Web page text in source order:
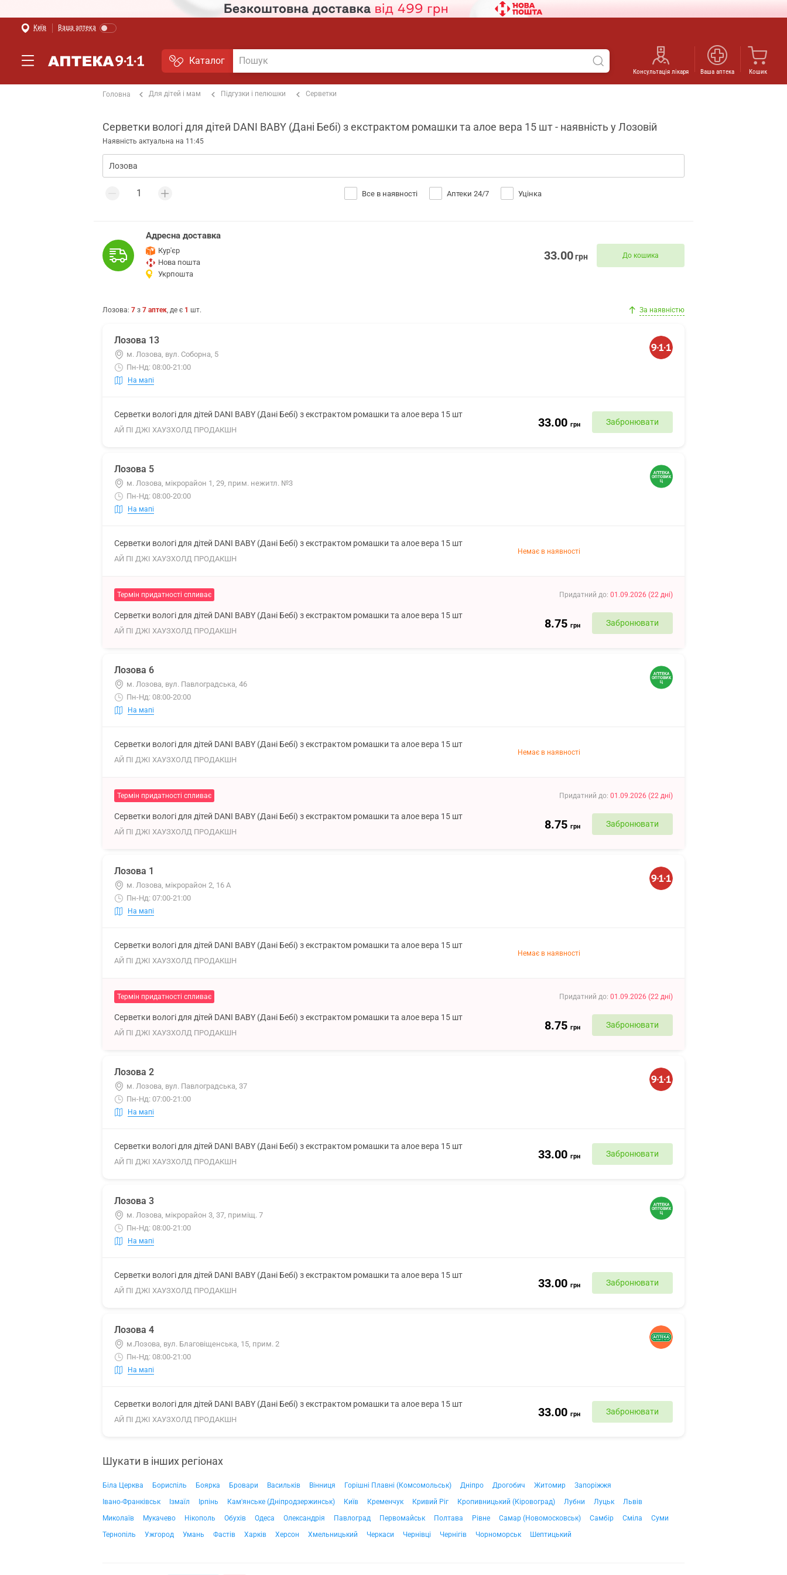
Київ Ваша аптека
Каталог
Консультація лікаря Ваша аптека Кошик
Головна Для дітей і мам Підгузки і пелюшки Серветки
Серветки вологі для дітей DANI BABY (Дані Бебі) з екстрактом ромашки та алое вера 15 шт - наявність у Лозовій
Наявність актуальна на 11:45
Все в наявності Аптеки 24/7 Уцінка
Адресна доставка
Кур'єр
Нова пошта
Укрпошта
33.00грн До кошика
Лозова: 7 з 7 аптек, де є 1 шт. За наявністю
Лозова 13
м. Лозова, вул. Соборна, 5
Пн-Нд: 08:00-21:00
На мапі
Серветки вологі для дітей DANI BABY (Дані Бебі) з екстрактом ромашки та алое вера 15 шт
АЙ ПІ ДЖІ ХАУЗХОЛД ПРОДАКШН
33.00 грн Забронювати
Лозова 5
м. Лозова, мікрорайон 1, 29, прим. нежитл. №3
Пн-Нд: 08:00-20:00
На мапі
Серветки вологі для дітей DANI BABY (Дані Бебі) з екстрактом ромашки та алое вера 15 шт
АЙ ПІ ДЖІ ХАУЗХОЛД ПРОДАКШН
Немає в наявності
Термін придатності спливає Придатний до: 01.09.2026 (22 дні)
Серветки вологі для дітей DANI BABY (Дані Бебі) з екстрактом ромашки та алое вера 15 шт
АЙ ПІ ДЖІ ХАУЗХОЛД ПРОДАКШН
8.75 грн Забронювати
Лозова 6
м. Лозова, вул. Павлоградська, 46
Пн-Нд: 08:00-20:00
На мапі
Серветки вологі для дітей DANI BABY (Дані Бебі) з екстрактом ромашки та алое вера 15 шт
АЙ ПІ ДЖІ ХАУЗХОЛД ПРОДАКШН
Немає в наявності
Термін придатності спливає Придатний до: 01.09.2026 (22 дні)
Серветки вологі для дітей DANI BABY (Дані Бебі) з екстрактом ромашки та алое вера 15 шт
АЙ ПІ ДЖІ ХАУЗХОЛД ПРОДАКШН
8.75 грн Забронювати
Лозова 1
м. Лозова, мікрорайон 2, 16 А
Пн-Нд: 07:00-21:00
На мапі
Серветки вологі для дітей DANI BABY (Дані Бебі) з екстрактом ромашки та алое вера 15 шт
АЙ ПІ ДЖІ ХАУЗХОЛД ПРОДАКШН
Немає в наявності
Термін придатності спливає Придатний до: 01.09.2026 (22 дні)
Серветки вологі для дітей DANI BABY (Дані Бебі) з екстрактом ромашки та алое вера 15 шт
АЙ ПІ ДЖІ ХАУЗХОЛД ПРОДАКШН
8.75 грн Забронювати
Лозова 2
м. Лозова, вул. Павлоградська, 37
Пн-Нд: 07:00-21:00
На мапі
Серветки вологі для дітей DANI BABY (Дані Бебі) з екстрактом ромашки та алое вера 15 шт
АЙ ПІ ДЖІ ХАУЗХОЛД ПРОДАКШН
33.00 грн Забронювати
Лозова 3
м. Лозова, мікрорайон 3, 37, приміщ. 7
Пн-Нд: 08:00-21:00
На мапі
Серветки вологі для дітей DANI BABY (Дані Бебі) з екстрактом ромашки та алое вера 15 шт
АЙ ПІ ДЖІ ХАУЗХОЛД ПРОДАКШН
33.00 грн Забронювати
Лозова 4
м.Лозова, вул. Благовіщенська, 15, прим. 2
Пн-Нд: 08:00-21:00
На мапі
Серветки вологі для дітей DANI BABY (Дані Бебі) з екстрактом ромашки та алое вера 15 шт
АЙ ПІ ДЖІ ХАУЗХОЛД ПРОДАКШН
33.00 грн Забронювати
Шукати в інших регіонах
Біла Церква Бориспіль Боярка Бровари Васильків Вінниця Горішні Плавні (Комсомольськ) Дніпро Дрогобич Житомир
Запоріжжя
Івано-Франківськ
Ізмаїл Ірпінь Кам'янське (Дніпродзержинськ) Київ Кременчук Кривий Ріг Кропивницький (Кіровоград) Лубни Луцьк
Львів
Миколаїв
Мукачево Нікополь Обухів Одеса Олександрія Павлоград Первомайськ Полтава Рівне Самар (Новомосковськ) Самбір Сміла
Суми
Тернопіль
Ужгород Умань Фастів Харків Херсон Хмельницький Черкаси Чернівці Чернігів Чорноморськ Шептицький